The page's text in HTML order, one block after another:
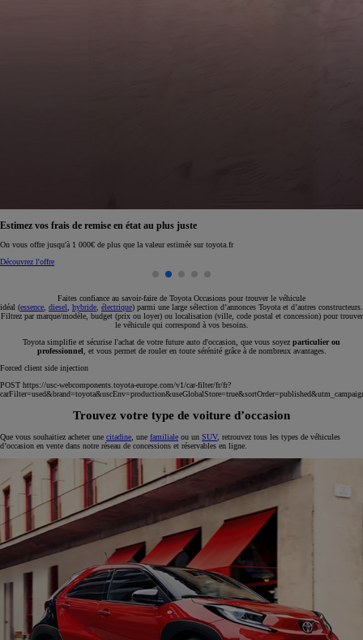
Estimez vos frais de remise en état au plus juste
On vous offre jusqu'à 1 000€ de plus que la valeur estimée sur toyota.fr
Découvrez l'offre
Faites confiance au savoir-faire de Toyota Occasions pour trouver le véhicule
idéal (essence, diesel, hybride, électrique) parmi une large sélection d’annonces Toyota et d’autres constructeurs.
Filtrez par marque/modèle, budget (prix ou loyer) ou localisation (ville, code postal et concession) pour trouver
le véhicule qui correspond à vos besoins.
Toyota simplifie et sécurise l'achat de votre future auto d'occasion, que vous soyez particulier ou
professionnel, et vous permet de rouler en toute sérénité grâce à de nombreux avantages.
Forced client side injection
POST https://usc-webcomponents.toyota-europe.com/v1/car-filter/fr/fr?
Trouvez votre type de voiture d’occasion
Que vous souhaitiez acheter une citadine, une familiale ou un SUV, retrouvez tous les types de véhicules
d’occasion en vente dans notre réseau de concessions et réservables en ligne.